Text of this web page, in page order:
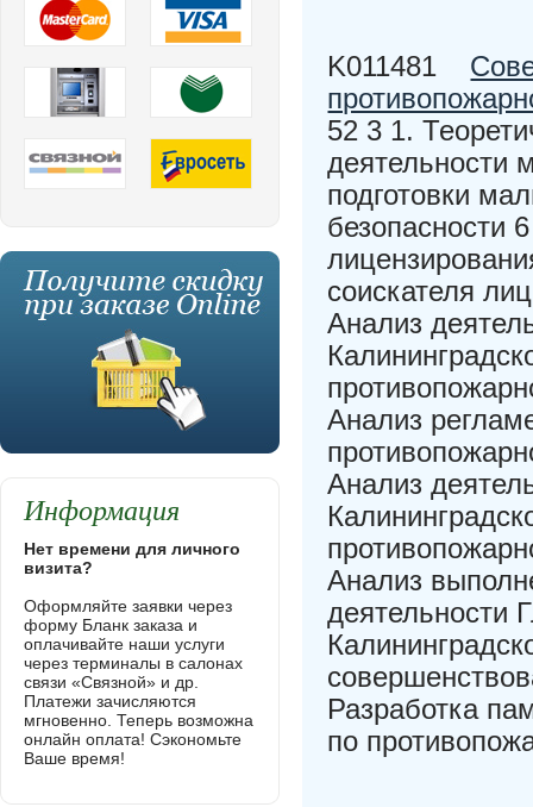
K011481
52 3 1.
деятельности
подготовки
безопасности
соискателя
Анализ
Анализ
Анализ
Анализ
деятельности
Разработка
по
Информация
Нет времени для личного
визита?
Оформляйте заявки через
форму Бланк заказа и
оплачивайте наши услуги
через терминалы в салонах
связи «Связной» и др.
Платежи зачисляются
мгновенно. Теперь возможна
онлайн оплата! Сэкономьте
Ваше время!